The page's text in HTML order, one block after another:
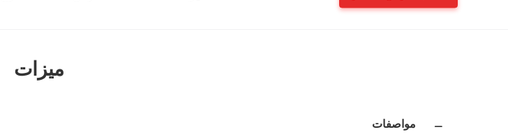
ميزات
مواصفات